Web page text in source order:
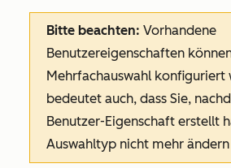
Bitte beachten: Vorhandene
Benutzereigenschaften
Mehrfachauswahl konfiguriert
bedeutet auch, dass Sie,
Benutzer-Eigenschaft erstellt
Auswahltyp nicht mehr